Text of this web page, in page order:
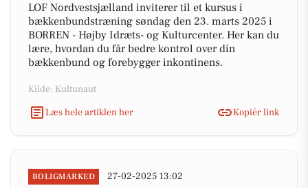
LOF Nordvestsjælland inviterer til et kursus i
bækkenbundstræning søndag den 23. marts 2025 i
BORREN - Højby Idræts- og Kulturcenter. Her kan du
lære, hvordan du får bedre kontrol over din
bækkenbund og forebygger inkontinens.
Kilde: Kultunaut
Læs hele artiklen her
Kopiér link
BOLIGMARKED 27-02-2025 13:02